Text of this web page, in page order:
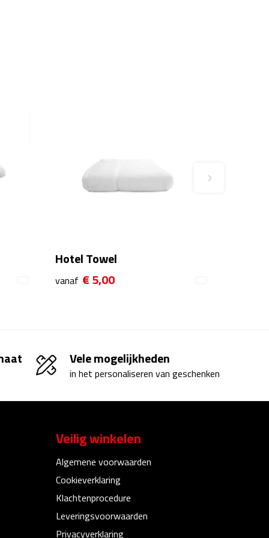
Hotel Towel
vanaf € 5,00
Vele mogelijkheden
in het personaliseren van geschenken
Veilig winkelen
Algemene voorwaarden
Cookieverklaring
Klachtenprocedure
Leveringsvoorwaarden
Privacyverklaring